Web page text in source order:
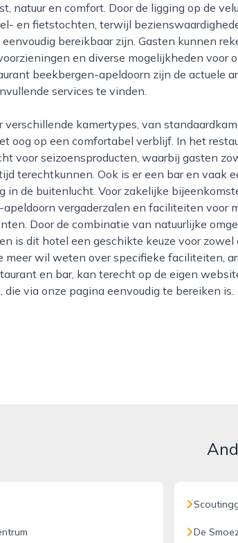
natuur en comfort. Door de ligging op de
en fietstochten, terwijl
bereikbaar zijn. Gasten kunnen
en diverse mogelijkheden voor
beekbergen-apeldoorn zijn de actuele
services te vinden.
oog op een comfortabel verblijf. In het
voor seizoensproducten, waarbij gasten
terechtkunnen. Ook is er een bar en vaak
in de buitenlucht. Voor zakelijke
vergaderzalen en faciliteiten voor
Door de combinatie van natuurlijke
is dit hotel een geschikte keuze voor
meer wil weten over specifieke faciliteiten,
en bar, kan terecht op de eigen
via onze pagina eenvoudig te bereiken is.
De